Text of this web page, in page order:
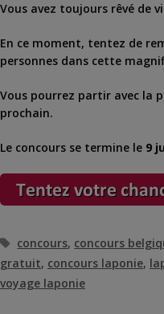
Vous avez toujours rêvé de
En ce moment, tentez de
personnes dans cette
Vous pourrez partir avec la
prochain.
Le concours se termine le 9
Étiquettes
concours, concours
gratuit, concours laponie,
voyage laponie